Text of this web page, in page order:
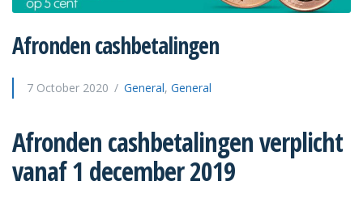
Afronden cashbetalingen
7 October 2020 General, General
Afronden cashbetalingen verplicht
vanaf 1 december 2019